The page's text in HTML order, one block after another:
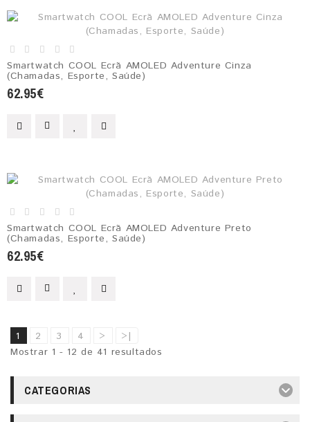
Smartwatch COOL Ecrã AMOLED Adventure Cinza
(Chamadas, Esporte, Saúde)
62.95€
Smartwatch COOL Ecrã AMOLED Adventure Preto
(Chamadas, Esporte, Saúde)
62.95€
1 2 3 4 >
>|
Mostrar 1 - 12 de 41 resultados
CATEGORIAS